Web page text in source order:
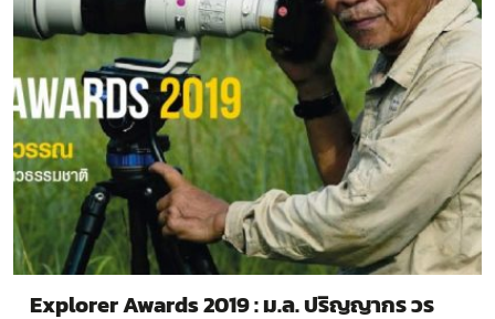
Explorer Awards 2019 : ม.ล. ปริญญากร วร